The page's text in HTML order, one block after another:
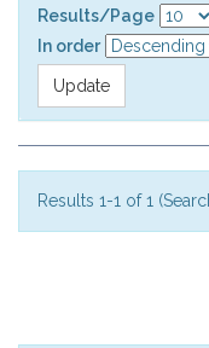
Results/Page
In order
Results 1-1 of 1